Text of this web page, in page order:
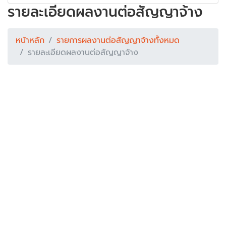
รายละเอียดผลงานต่อสัญญาจ้าง
หน้าหลัก
รายการผลงานต่อสัญญาจ้างทั้งหมด
รายละเอียดผลงานต่อสัญญาจ้าง